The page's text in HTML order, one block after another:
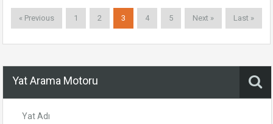
« Previous 1 2 3 4 5 Next » Last »
Yat Arama Motoru
Yat Adı